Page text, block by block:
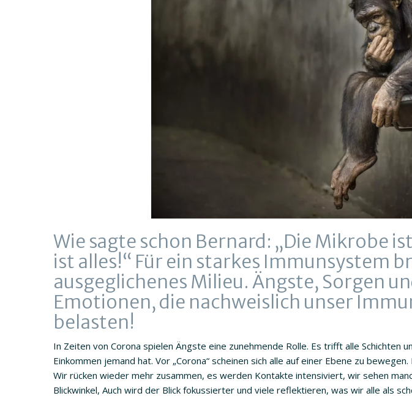
Wie sagte schon Bernard: „Die Mikrobe
ist alles!“ Für ein starkes Immunsystem
ausgeglichenes Milieu. Ängste, Sorgen
Emotionen, die nachweislich unser
belasten!
In Zeiten von Corona spielen Ängste eine zunehmende Rolle. Es trifft alle Schichten
Einkommen jemand hat. Vor „Corona“ scheinen sich alle auf einer Ebene zu
Wir rücken wieder mehr zusammen, es werden Kontakte intensiviert, wir sehen
Blickwinkel, Auch wird der Blick fokussierter und viele reflektieren, was wir alle als